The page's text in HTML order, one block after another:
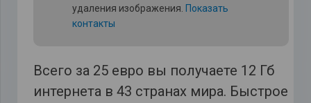
удаления изображения. Показать
контакты
Всего за 25 евро вы получаете 12 Гб
интернета в 43 странах мира. Быстрое